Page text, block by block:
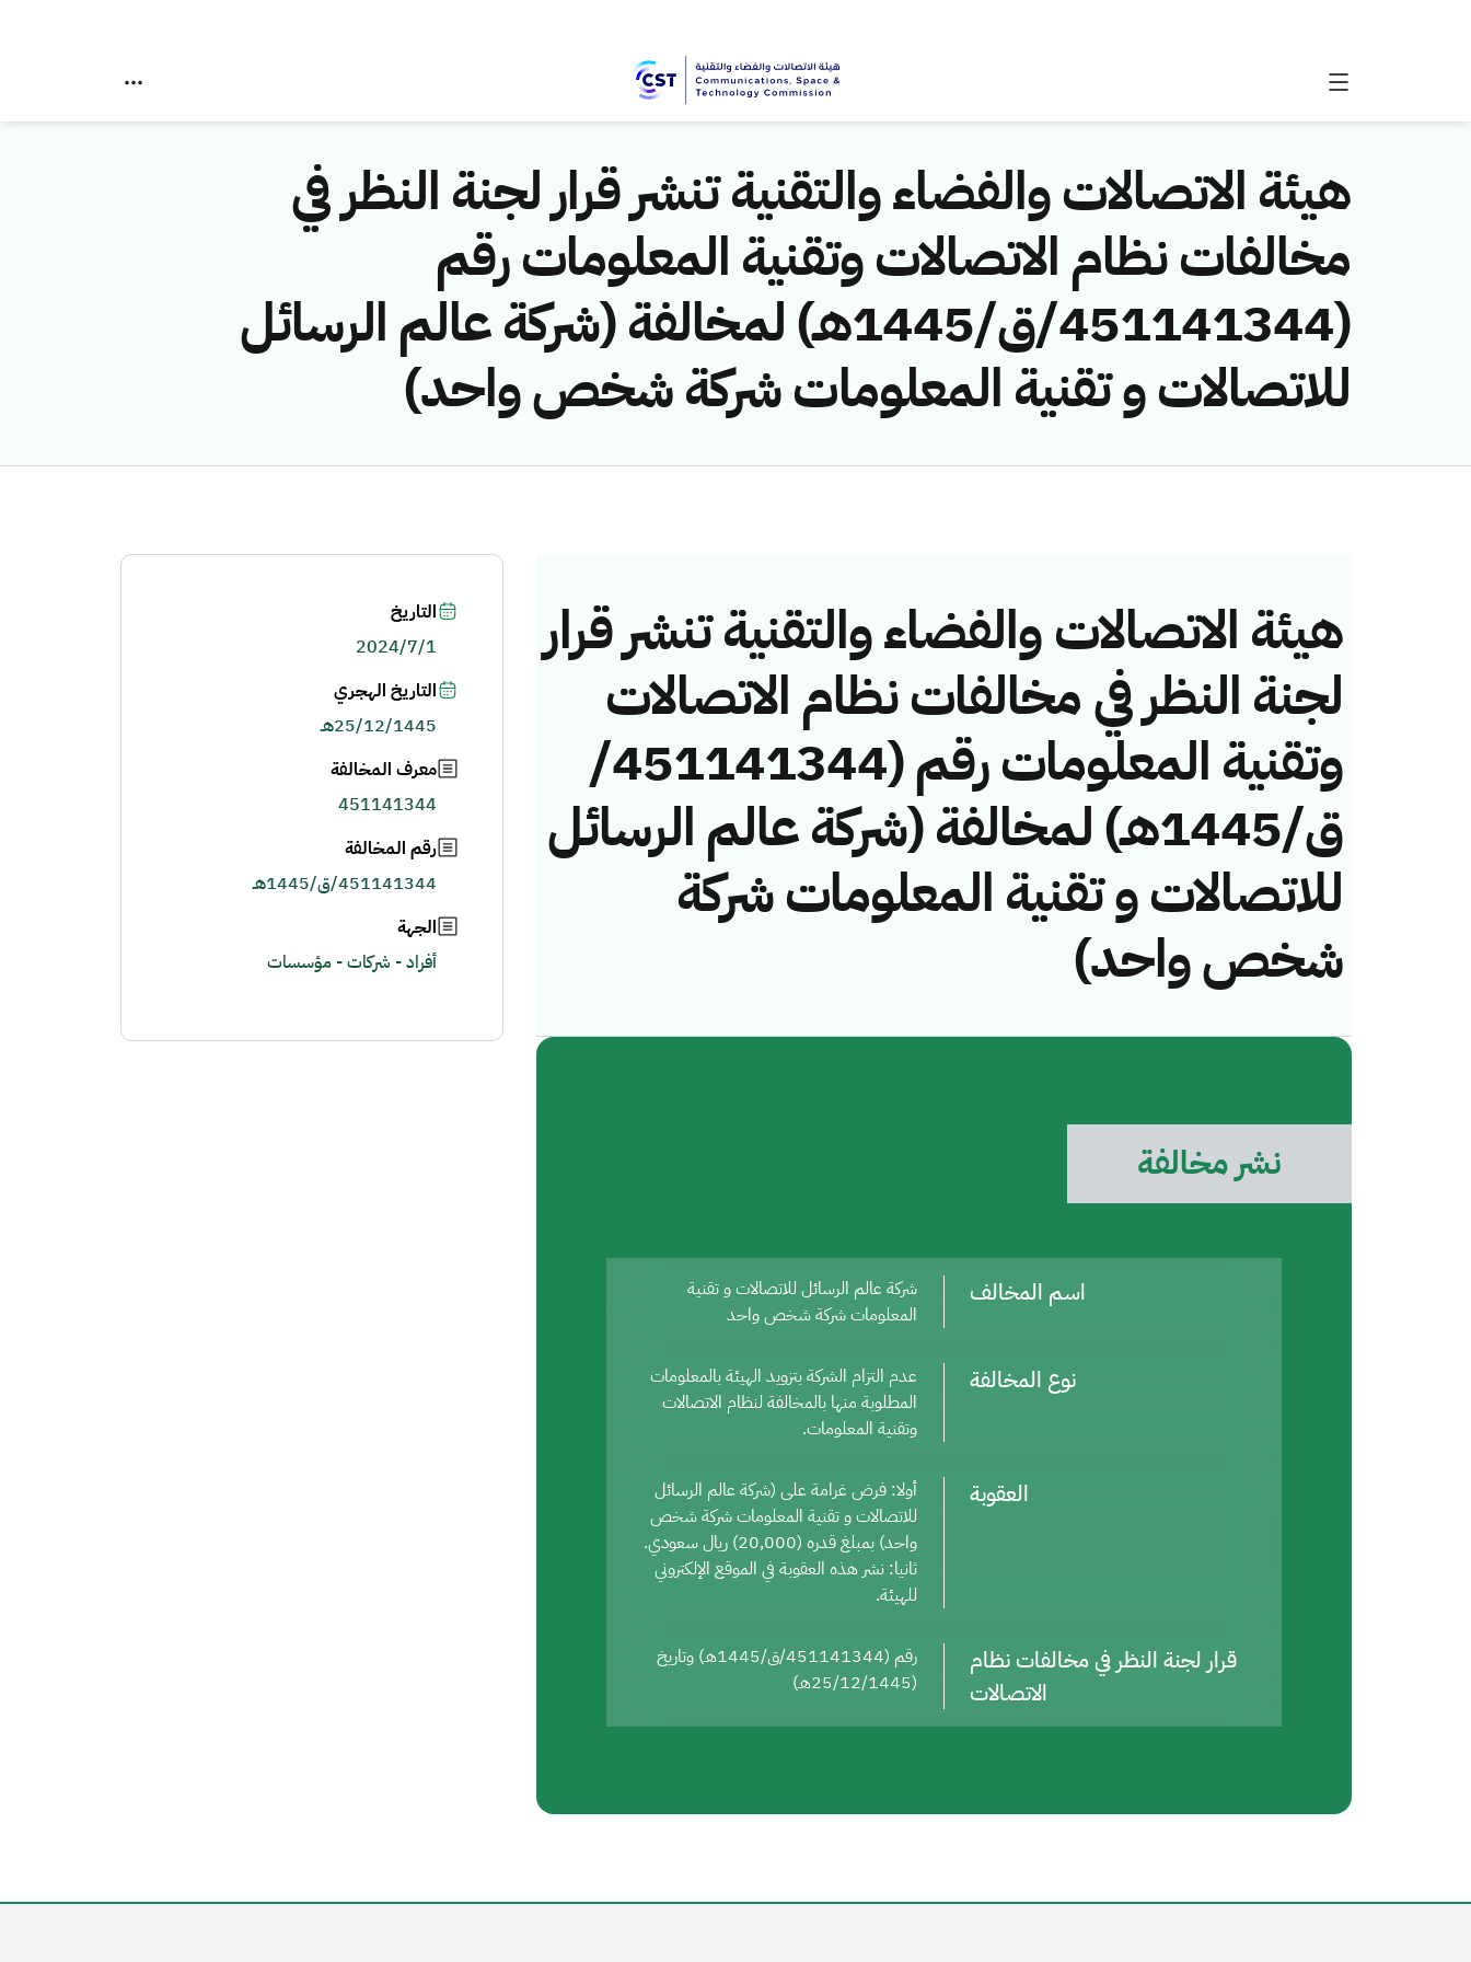
هيئة الاتصالات والفضاء والتقنية تنشر قرار لجنة النظر في
مخالفات نظام الاتصالات وتقنية المعلومات رقم
(451141344/ق/1445هـ) لمخالفة (شركة عالم الرسائل
للاتصالات و تقنية المعلومات شركة شخص واحد)
هيئة الاتصالات والفضاء والتقنية تنشر قرار
لجنة النظر في مخالفات نظام الاتصالات
وتقنية المعلومات رقم (451141344/
ق/1445هـ) لمخالفة (شركة عالم الرسائل
للاتصالات و تقنية المعلومات شركة
شخص واحد)
نشر مخالفة
اسم المخالف
شركة عالم الرسائل للاتصالات و تقنية
المعلومات شركة شخص واحد
نوع المخالفة
عدم التزام الشركة بتزويد الهيئة بالمعلومات
المطلوبة منها بالمخالفة لنظام الاتصالات
وتقنية المعلومات.
العقوبة
أولا: فرض غرامة على (شركة عالم الرسائل
للاتصالات و تقنية المعلومات شركة شخص
واحد) بمبلغ قدره (20,000) ريال سعودي.
ثانيا: نشر هذه العقوبة في الموقع الإلكتروني
للهيئة.
قرار لجنة النظر في مخالفات نظام
الاتصالات
رقم (451141344/ق/1445هـ) وتاريخ
(25/12/1445هـ)
التاريخ
2024/7/1
التاريخ الهجري
25/12/1445هـ
معرف المخالفة
451141344
رقم المخالفة
451141344/ق/1445هـ
الجهة
أفراد - شركات - مؤسسات